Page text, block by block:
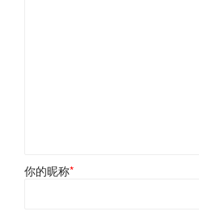
你的昵称*